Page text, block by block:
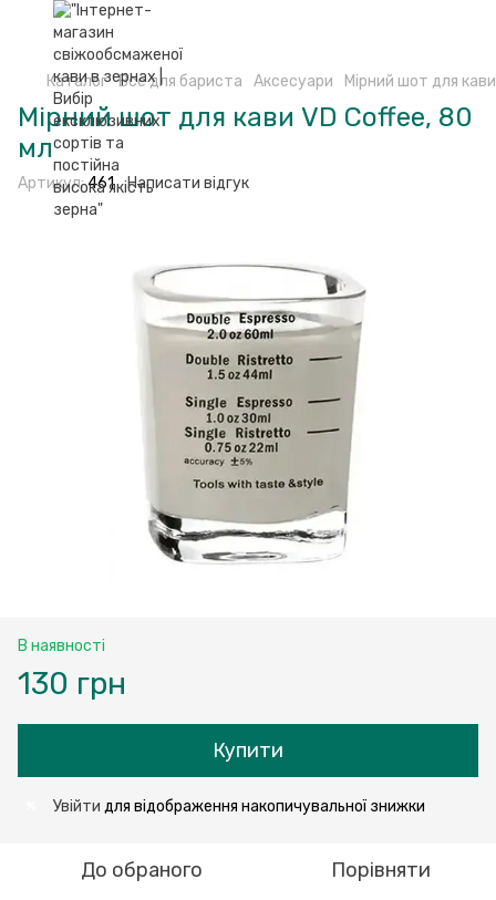
Каталог Все для бариста Аксесуари Мірний шот для
Мірний шот для кави VD Coffee, 80
мл
Артикул:461 Написати відгук
В наявності
130 грн
Купити
Увійти для відображення накопичувальної знижки
До обраного Порівняти